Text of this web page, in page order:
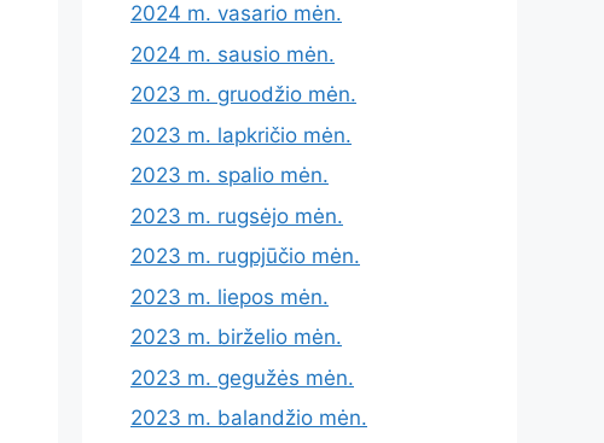
2024 m. vasario mėn.
2024 m. sausio mėn.
2023 m. gruodžio mėn.
2023 m. lapkričio mėn.
2023 m. spalio mėn.
2023 m. rugsėjo mėn.
2023 m. rugpjūčio mėn.
2023 m. liepos mėn.
2023 m. birželio mėn.
2023 m. gegužės mėn.
2023 m. balandžio mėn.